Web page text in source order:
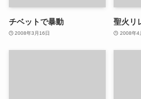
チベットで暴動
2008年3月16日
聖火リ
2008年4